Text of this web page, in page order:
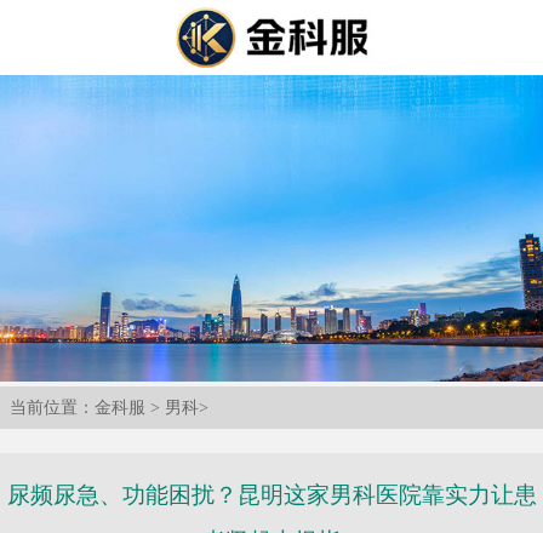
当前位置： 金科服 > 男科>
尿频尿急、功能困扰？昆明这家男科医院靠实力让患